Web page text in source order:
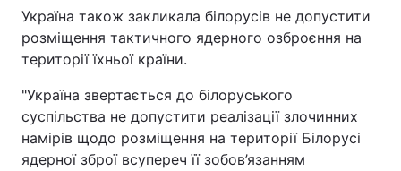
Україна також закликала білорусів не допустити
розміщення тактичного ядерного озброєння на
території їхньої країни.
"Україна звертається до білоруського
суспільства не допустити реалізації злочинних
намірів щодо розміщення на території Білорусі
ядерної зброї всупереч її зобов’язанням